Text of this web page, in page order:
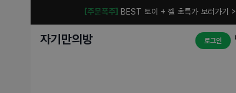
[주문폭주] BEST 토이 + 젤 초특가 보러가기 >
자기만의방 로그인